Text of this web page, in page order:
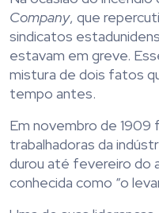
Company, que
sindicatos
estavam em greve.
mistura de dois fatos
tempo antes.
Em novembro de
trabalhadoras da
durou até fevereiro do
conhecida como “o